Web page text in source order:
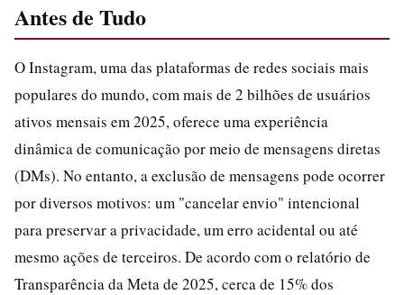
Antes de Tudo
O Instagram, uma das plataformas de redes sociais mais
populares do mundo, com mais de 2 bilhões de usuários
ativos mensais em 2025, oferece uma experiência
dinâmica de comunicação por meio de mensagens diretas
(DMs). No entanto, a exclusão de mensagens pode ocorrer
por diversos motivos: um "cancelar envio" intencional
para preservar a privacidade, um erro acidental ou até
mesmo ações de terceiros. De acordo com o relatório de
Transparência da Meta de 2025, cerca de 15% dos